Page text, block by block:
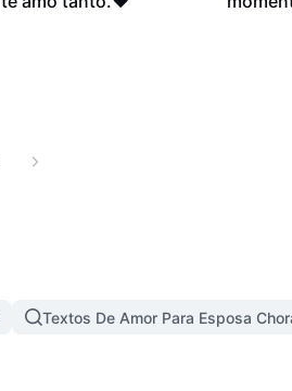
Textos De Amor Para Esposa